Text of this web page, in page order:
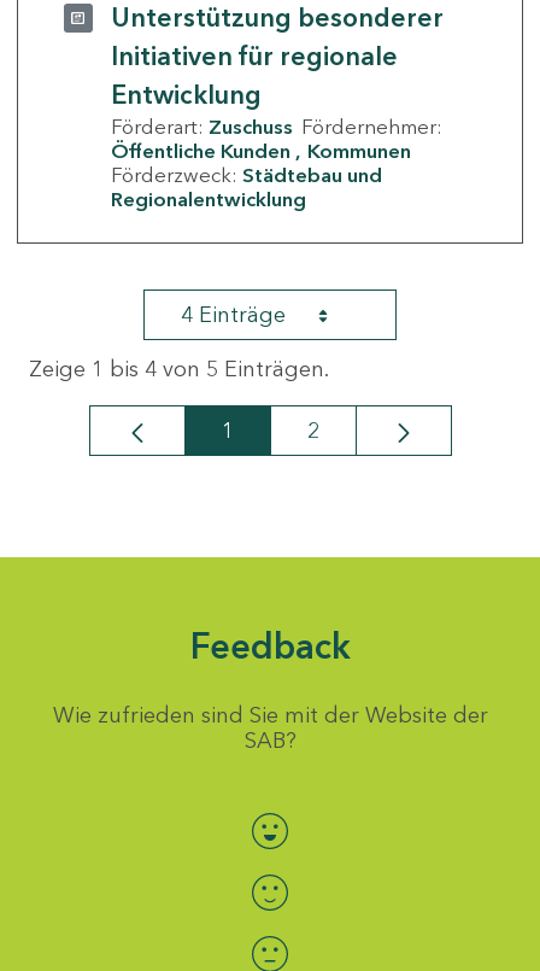
Unterstützung besonderer
Initiativen für regionale
Entwicklung
Förderart: Zuschuss Fördernehmer:
Öffentliche Kunden
Kommunen
Förderzweck: Städtebau und
Regionalentwicklung
4 Einträge
Zeige 1 bis 4 von 5 Einträgen.
Seite
1 Seite
2
Feedback
Wie zufrieden sind Sie mit der Website der
SAB?
Bewertung auswählen